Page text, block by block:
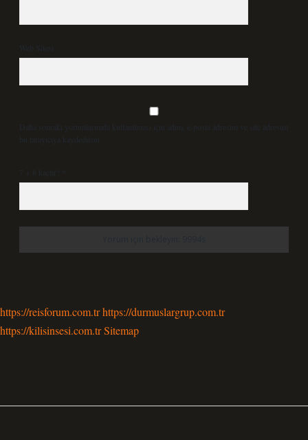
Web Sitesi
Daha sonraki yorumlarımda kullanılması için adım, e-posta adresim ve site adresim
bu tarayıcıya kaydedilsin.
7 + 8 kaçtır?
https://reisforum.com.trhttps://durmuslargrup.com.tr
https://kilisinsesi.com.trSitemap